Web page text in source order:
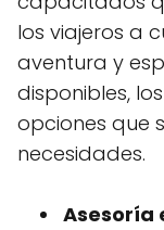
los viajeros a
aventura y
disponibles,
opciones que
necesidades.
Asesoría